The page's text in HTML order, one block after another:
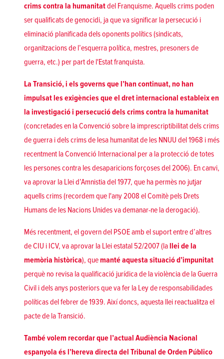
crims contra la humanitatdel Franquisme. Aquells crims poden
ser qualificats de genocidi, ja que va significar la persecució i
eliminació planificada dels oponents polítics (sindicats,
organitzacions de l’esquerra política, mestres, presoners de
guerra, etc.) per part de l'Estat franquista.
La Transició, i els governs que l’han continuat, no han
impulsat les exigències que el dret internacional estableix en
la investigació i persecució dels crims contra la humanitat
(concretades en la Convenció sobre la imprescriptibilitat dels crims
de guerra i dels crims de lesa humanitat de les NNUU del 1968 i més
recentment la Convenció Internacional per a la protecció de totes
les persones contra les desaparicions forçoses del 2006). En canvi,
va aprovar la Llei d’Amnistia del 1977, que ha permès no jutjar
aquells crims (recordem que l'any 2008 el Comitè pels Drets
Humans de les Nacions Unides va demanar-ne la derogació).
Més recentment, el govern del PSOE amb el suport entre d’altres
de CIU i ICV, va aprovar la Llei estatal 52/2007 (lallei de la
memòria històrica), quemanté aquesta situació d’impunitat
perquè no revisa la qualificació jurídica de la violència de la Guerra
Civil i dels anys posteriors que va fer la Ley de responsabilidades
políticas del febrer de 1939. Així doncs, aquesta llei reactualitza el
pacte de la Transició.
També volem recordar que l’actual Audiència Nacional
espanyola és l’hereva directa del Tribunal de Orden Público